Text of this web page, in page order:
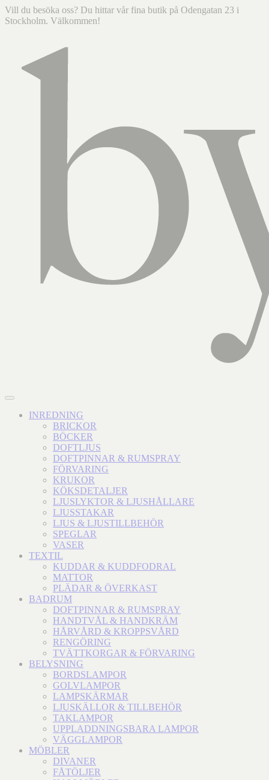
Vill du besöka oss? Du hittar vår fina butik på Odengatan 23 i
Stockholm. Välkommen!
INREDNING
BRICKOR
BÖCKER
DOFTLJUS
DOFTPINNAR & RUMSPRAY
FÖRVARING
KRUKOR
KÖKSDETALJER
LJUSLYKTOR & LJUSHÅLLARE
LJUSSTAKAR
LJUS & LJUSTILLBEHÖR
SPEGLAR
VASER
TEXTIL
KUDDAR & KUDDFODRAL
MATTOR
PLÄDAR & ÖVERKAST
BADRUM
DOFTPINNAR & RUMSPRAY
HANDTVÅL & HANDKRÄM
HÅRVÅRD & KROPPSVÅRD
RENGÖRING
TVÄTTKORGAR & FÖRVARING
BELYSNING
BORDSLAMPOR
GOLVLAMPOR
LAMPSKÄRMAR
LJUSKÄLLOR & TILLBEHÖR
TAKLAMPOR
UPPLADDNINGSBARA LAMPOR
VÄGGLAMPOR
MÖBLER
DIVANER
FÅTÖLJER